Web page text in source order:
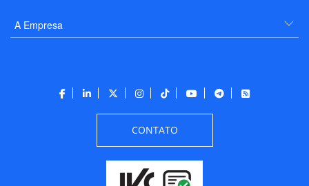
A Empresa
CONTATO